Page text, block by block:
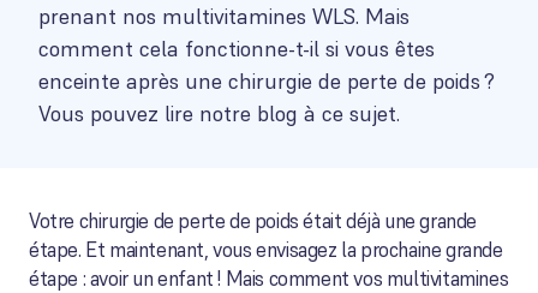
prenant nos multivitamines WLS. Mais
comment cela fonctionne-t-il si vous êtes
enceinte après une chirurgie de perte de poids ?
Vous pouvez lire notre blog à ce sujet.
Votre chirurgie de perte de poids était déjà une grande
étape. Et maintenant, vous envisagez la prochaine grande
étape : avoir un enfant ! Mais comment vos multivitamines